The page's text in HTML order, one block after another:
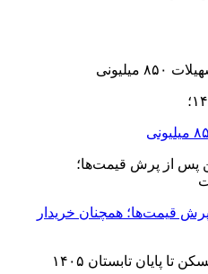
قیمت‌ها؛ همچنان خریدار